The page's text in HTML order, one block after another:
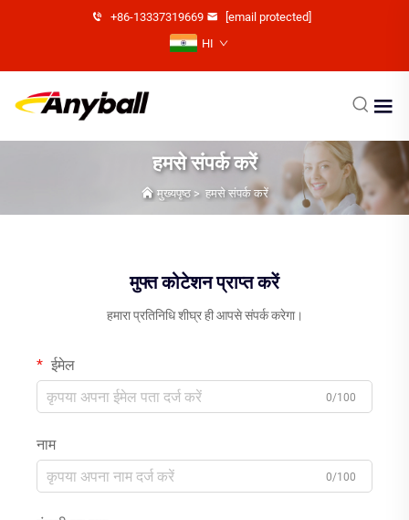
+86-13337319669
[email protected]
HI
हमसे संपर्क करें
मुख्यपृष्ठ > हमसे संपर्क करें
मुफ्त कोटेशन प्राप्त करें
हमारा प्रतिनिधि शीघ्र ही आपसे संपर्क करेगा।
ईमेल
0/100
नाम
0/100